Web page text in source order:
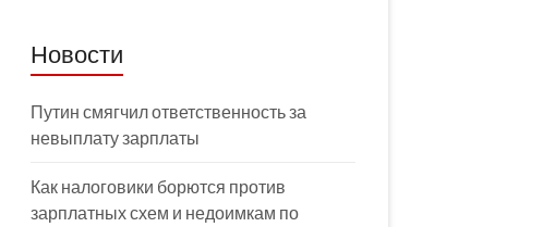
Новости
Путин смягчил ответственность за
невыплату зарплаты
Как налоговики борются против
зарплатных схем и недоимкам по